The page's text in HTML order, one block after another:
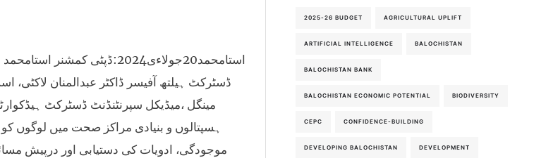
ڈسٹرکٹ ہیلتھ آفیسر ڈاکٹر عبدالمنان
مینگل ،میڈیکل سپرنٹنڈنٹ ڈسٹرکٹ
ہسپتالوں و بنیادی مراکز صحت میں لوگوں کو
موجودگی، ادویات کی دستیابی اور درپیش
2025-26 BUDGET AGRICULTURAL UPLIFT
ARTIFICIAL INTELLIGENCE BALOCHISTAN
BALOCHISTAN BANK
BALOCHISTAN ECONOMIC POTENTIAL BIODIVERSITY
CEPC CONFIDENCE-BUILDING
DEVELOPING BALOCHISTAN DEVELOPMENT